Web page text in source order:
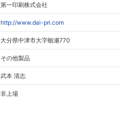
第一印刷株式会社
http://www.dai-pri.com
大分県中津市大字蛎瀬770
その他製品
武本 清志
非上場